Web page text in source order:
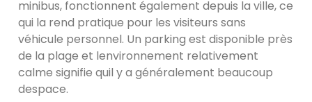
minibus, fonctionnent également depuis la ville, ce
qui la rend pratique pour les visiteurs sans
véhicule personnel. Un parking est disponible près
de la plage et lenvironnement relativement
calme signifie quil y a généralement beaucoup
despace.